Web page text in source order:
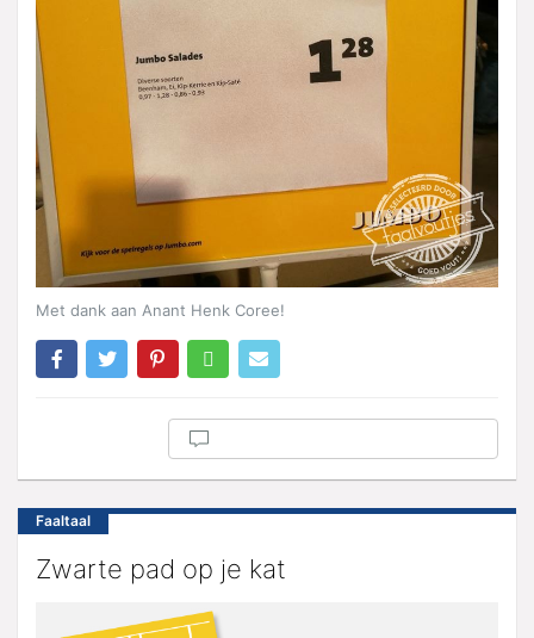
Met dank aan Anant Henk Coree!
Faaltaal
Zwarte pad op je kat